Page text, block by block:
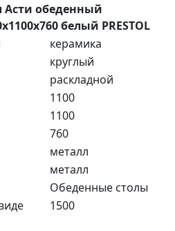
Асти обеденный
белый PRESTOL
керамика
круглый
раскладной
1100
1100
760
металл
металл
Обеденные столы
1500